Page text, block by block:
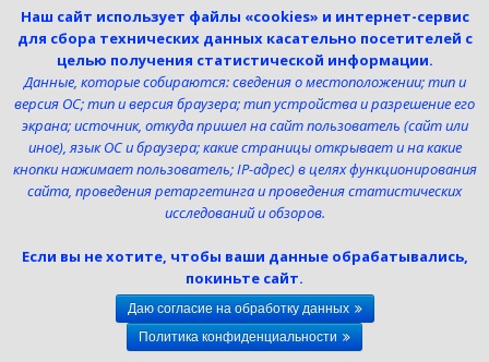
Наш сайт использует файлы «cookies» и интернет-сервис
для сбора технических данных касательно посетителей с
целью получения статистической информации.
Данные, которые собираются: сведения о местоположении; тип и
версия ОС; тип и версия браузера; тип устройства и разрешение его
экрана; источник, откуда пришел на сайт пользователь (сайт или
иное), язык ОС и браузера; какие страницы открывает и на какие
кнопки нажимает пользователь; IP-адрес) в целях функционирования
сайта, проведения ретаргетинга и проведения статистических
исследований и обзоров.
Если вы не хотите, чтобы ваши данные обрабатывались,
покиньте сайт.
Даю согласие на обработку данных
Политика конфиденциальности